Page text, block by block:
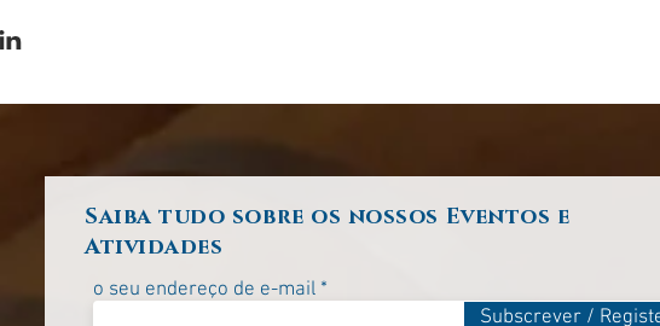
Saiba tudo sobre os nossos Eventos e
Atividades
o seu endereço de e-mail
Subscrever /